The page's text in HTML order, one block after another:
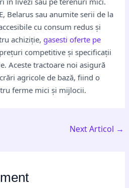
Belarus sau anumite serii de la
cu consum redus și
achiziție,gasesti oferte pe
competitive și specificații
Aceste tractoare noi asigură
agricole de bază, fiind o
ferme mici și mijlocii.
Next Articol →